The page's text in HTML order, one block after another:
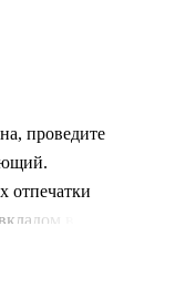
проведите
отпечатки
в